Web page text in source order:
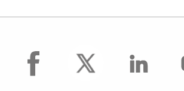
facebook